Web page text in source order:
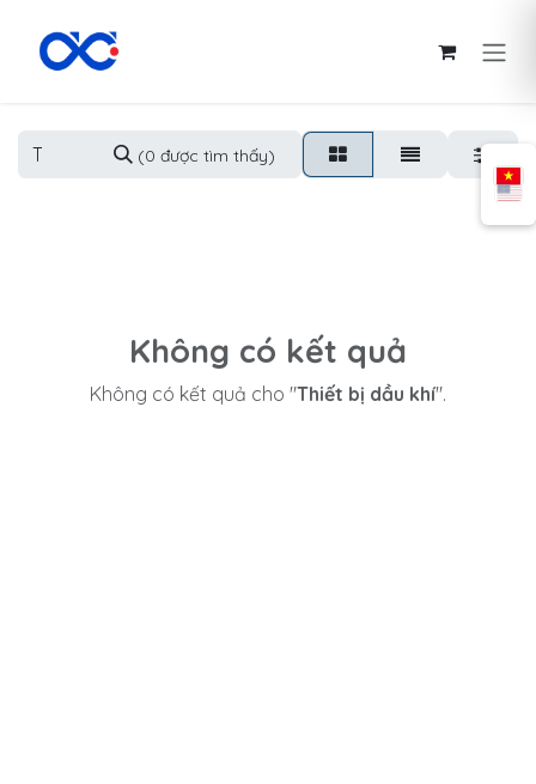
(0 được tìm thấy)
Không có kết quả
Không có kết quả cho "Thiết bị dầu khí".